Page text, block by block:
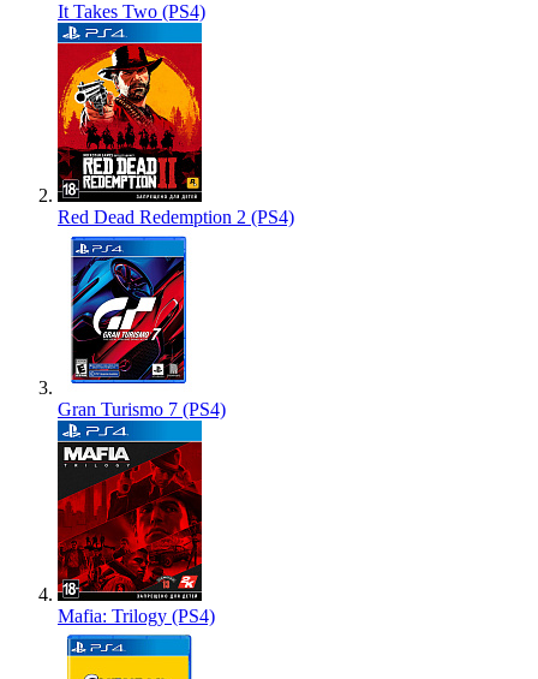
It Takes Two (PS4)
Red Dead Redemption 2 (PS4)
Gran Turismo 7 (PS4)
Mafia: Trilogy (PS4)